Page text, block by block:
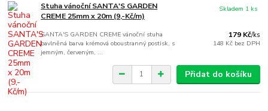
Stuha vánoční SANTA'S GARDEN
CREME 25mm x 20m (9,-Kč/m)
SANTA'S GARDEN CREME vánoční stuha
bavlněná barva krémová oboustranný postisk, s
jemným, červeným, ...
179 Kč/ks
148 Kč bez DPH
Skladem 1 ks
Přidat do košíku